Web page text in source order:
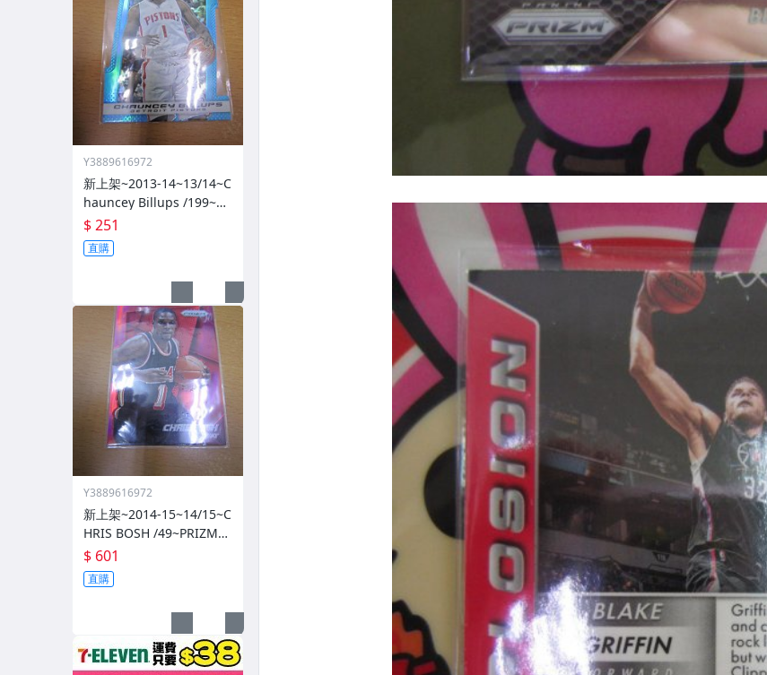
Y3889616972
新上架~2013-14~13/14~C
hauncey Billups /199~PR
IZM~SILVER~藍亮~限量/1
99~1060114-1
$ 251
直購
Y3889616972
新上架~2014-15~14/15~C
HRIS BOSH /49~PRIZM~S
ILVER~紅亮~低限量/49~1
060114-1
$ 601
直購